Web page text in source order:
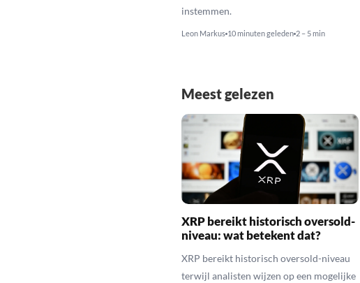
instemmen.
Leon Markus 10 minuten geleden 2 – 5 min
Meest gelezen
XRP bereikt historisch oversold-
niveau: wat betekent dat?
XRP bereikt historisch oversold-niveau
terwijl analisten wijzen op een mogelijke